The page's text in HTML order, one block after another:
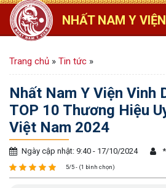
NHẤT NAM Y VIỆN
Trang chủ » Tin tức »
Nhất Nam Y Viện Vinh
TOP 10 Thương Hiệu
Việt Nam 2024
Ngày cập nhật: 9:40 - 17/10/2024 *
5/5 - (1 bình chọn)